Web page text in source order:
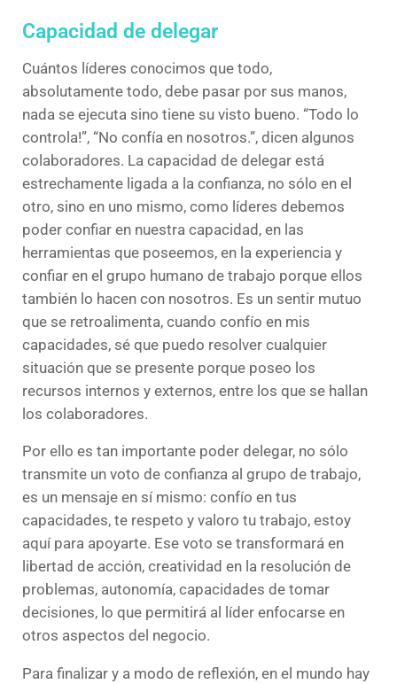
Capacidad de delegar
Cuántos líderes conocimos que todo,
absolutamente todo, debe pasar por sus manos,
nada se ejecuta sino tiene su visto bueno. “Todo lo
controla!”, “No confía en nosotros.”, dicen algunos
colaboradores. La capacidad de delegar está
estrechamente ligada a la confianza, no sólo en el
otro, sino en uno mismo, como líderes debemos
poder confiar en nuestra capacidad, en las
herramientas que poseemos, en la experiencia y
confiar en el grupo humano de trabajo porque ellos
también lo hacen con nosotros. Es un sentir mutuo
que se retroalimenta, cuando confío en mis
capacidades, sé que puedo resolver cualquier
situación que se presente porque poseo los
recursos internos y externos, entre los que se hallan
los colaboradores.
Por ello es tan importante poder delegar, no sólo
transmite un voto de confianza al grupo de trabajo,
es un mensaje en sí mismo: confío en tus
capacidades, te respeto y valoro tu trabajo, estoy
aquí para apoyarte. Ese voto se transformará en
libertad de acción, creatividad en la resolución de
problemas, autonomía, capacidades de tomar
decisiones, lo que permitirá al líder enfocarse en
otros aspectos del negocio.
Para finalizar y a modo de reflexión, en el mundo hay